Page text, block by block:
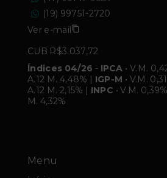
Menu
(19) 99751-2720
Ver e-mail
CUB R$3.037,72
Índices 04/26 - IPCA • V.M.
A.12 M. 4,48% | IGP-M • V.M.
A.12 M. 2,15% | INPC • V.M.
M. 4,32%